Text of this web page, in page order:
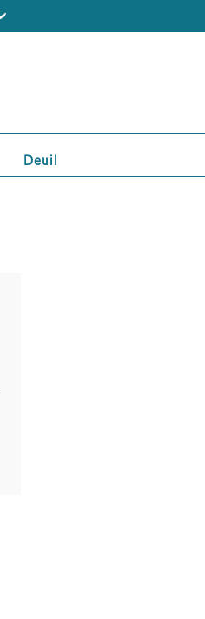
Deuil